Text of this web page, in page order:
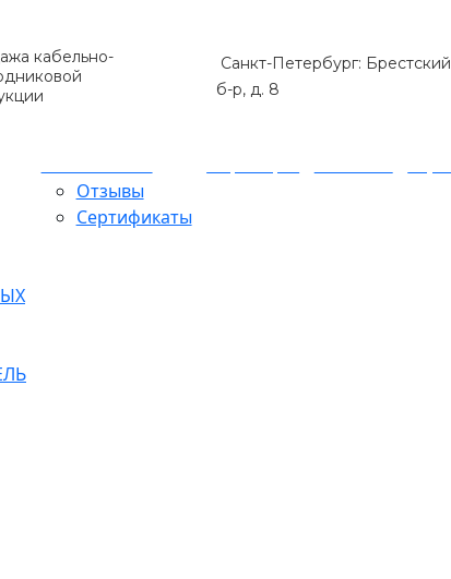
кабельно-
Санкт-Петербург: Брестский
б-р, д. 8
Отзывы
Сертификаты